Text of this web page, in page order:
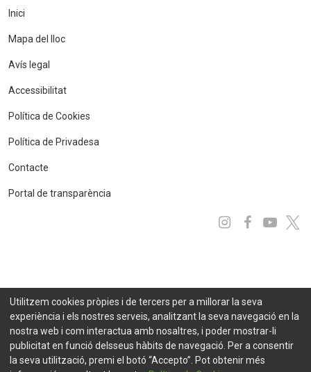
Inici
Mapa del lloc
Avís legal
Accessibilitat
Política de Cookies
Política de Privadesa
Contacte
Portal de transparència
Instagram
Utilitzem cookies pròpies i de tercers per a millorar la seva
experiència i els nostres serveis, analitzant la seva navegació en la
nostra web i com interactua amb nosaltres, i poder mostrar-li
publicitat en funció delsseus hàbits de navegació. Per a consentir
la seva utilització, premi el botó “Accepto”. Pot obtenir més